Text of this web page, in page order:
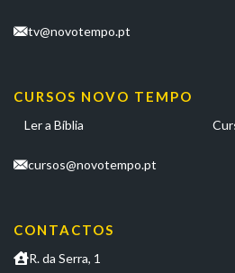
tv@novotempo.pt
CURSOS NOVO TEMPO
Ler a Bíblia
cursos@novotempo.pt
CONTACTOS
R. da Serra, 1